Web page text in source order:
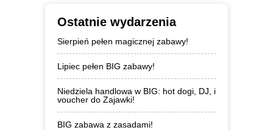
Ostatnie wydarzenia
Sierpień pełen magicznej zabawy!
Lipiec pełen BIG zabawy!
Niedziela handlowa w BIG: hot dogi, DJ, i
voucher do Zajawki!
BIG zabawa z zasadami!